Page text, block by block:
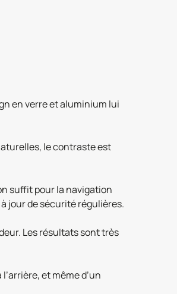
en verre et aluminium lui
le contraste est
suffit pour la navigation
jour de sécurité régulières.
Les résultats sont très
et même d’un